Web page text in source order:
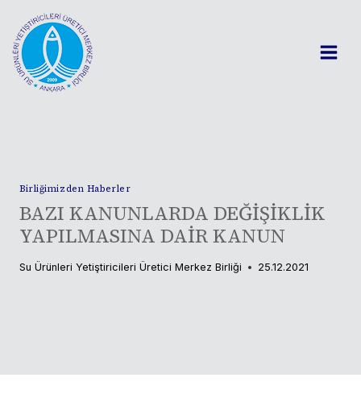
content
Birliğimizden Haberler
BAZI KANUNLARDA DEĞİŞİKLİK
YAPILMASINA DAİR KANUN
Su Ürünleri Yetiştiricileri Üretici Merkez Birliği 25.12.2021